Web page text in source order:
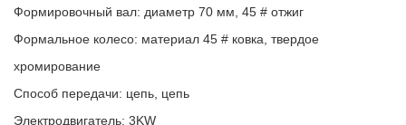
Формировочный вал: диаметр 70 мм, 45 # отжиг
Формальное колесо: материал 45 # ковка, твердое
хромирование
Способ передачи: цепь, цепь
Электродвигатель: 3KW